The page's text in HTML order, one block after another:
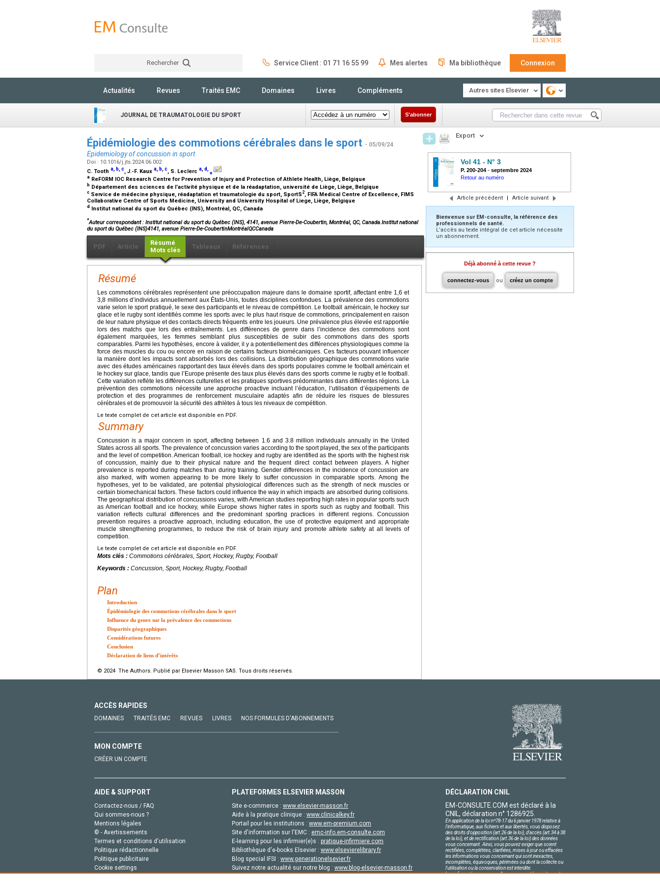
Rechercher Service Client : 01 71 16 55 99 Mes alertes Ma bibliothèque Connexion
Actualités Revues Traités EMC Domaines Livres Compléments Autres sites Elsevier
JOURNAL DE TRAUMATOLOGIE DU SPORT S'abonner
Épidémiologie des commotions cérébrales dans le sport - 05/09/24
Epidemiology of concussion in sport
Doi : 10.1016/j.jts.2024.06.002
C. Tooth a, b,c, J.-F. Kaux a, b,c, S. Leclerc a,d,⁎
a ReFORM IOC Research Centre for Prevention of Injury and Protection of Athlete Health, Liège, Belgique
b Département des sciences de l’activité physique et de la réadaptation, université de Liège, Liège, Belgique
c Service de médecine physique, réadaptation et traumatologie du sport, SportS 2, FIFA Medical Centre of Excellence, FIMS
Collaborative Centre of Sports Medicine, University and University Hospital of Liege, Liège, Belgique
d Institut national du sport du Québec (INS), Montréal, QC, Canada
*Auteur correspondant : Institut national du sport du Québec (INS), 4141, avenue Pierre-De-Coubertin, Montréal, QC, Canada.Institut national
du sport du Québec (INS)4141, avenue Pierre-De-CoubertinMontréalQCCanada
PDF Article
Résumé
Mots clés
Tableaux Références
Résumé
Les commotions cérébrales représentent une préoccupation majeure dans le domaine sportif, affectant entre 1,6 et
3,8 millions d’individus annuellement aux États-Unis, toutes disciplines confondues. La prévalence des commotions
varie selon le sport pratiqué, le sexe des participants et le niveau de compétition. Le football américain, le hockey sur
glace et le rugby sont identifiés comme les sports avec le plus haut risque de commotions, principalement en raison
de leur nature physique et des contacts directs fréquents entre les joueurs. Une prévalence plus élevée est rapportée
lors des matchs que lors des entraînements. Les différences de genre dans l’incidence des commotions sont
également marquées, les femmes semblant plus susceptibles de subir des commotions dans des sports
comparables. Parmi les hypothèses, encore à valider, il y a potentiellement des différences physiologiques comme la
force des muscles du cou ou encore en raison de certains facteurs biomécaniques. Ces facteurs pouvant influencer
la manière dont les impacts sont absorbés lors des collisions. La distribution géographique des commotions varie
avec des études américaines rapportant des taux élevés dans des sports populaires comme le football américain et
le hockey sur glace, tandis que l’Europe présente des taux plus élevés dans des sports comme le rugby et le football.
Cette variation reflète les différences culturelles et les pratiques sportives prédominantes dans différentes régions. La
prévention des commotions nécessite une approche proactive incluant l’éducation, l’utilisation d’équipements de
protection et des programmes de renforcement musculaire adaptés afin de réduire les risques de blessures
cérébrales et de promouvoir la sécurité des athlètes à tous les niveaux de compétition.
Le texte complet de cet article est disponible en PDF.
Summary
Concussion is a major concern in sport, affecting between 1.6 and 3.8 million individuals annually in the United
States across all sports. The prevalence of concussion varies according to the sport played, the sex of the participants
and the level of competition. American football, ice hockey and rugby are identified as the sports with the highest risk
of concussion, mainly due to their physical nature and the frequent direct contact between players. A higher
prevalence is reported during matches than during training. Gender differences in the incidence of concussion are
also marked, with women appearing to be more likely to suffer concussion in comparable sports. Among the
hypotheses, yet to be validated, are potential physiological differences such as the strength of neck muscles or
certain biomechanical factors. These factors could influence the way in which impacts are absorbed during collisions.
The geographical distribution of concussions varies, with American studies reporting high rates in popular sports such
as American football and ice hockey, while Europe shows higher rates in sports such as rugby and football. This
variation reflects cultural differences and the predominant sporting practices in different regions. Concussion
prevention requires a proactive approach, including education, the use of protective equipment and appropriate
muscle strengthening programmes, to reduce the risk of brain injury and promote athlete safety at all levels of
competition.
Le texte complet de cet article est disponible en PDF.
Mots clés : Commotions cérébrales, Sport, Hockey, Rugby, Football
Keywords : Concussion, Sport, Hockey, Rugby, Football
Plan
Introduction
Épidémiologie des commotions cérébrales dans le sport
Influence du genre sur la prévalence des commotions
Disparités géographiques
Considérations futures
Conclusion
Déclaration de liens d’intérêts
© 2024 The Authors. Publié par Elsevier Masson SAS. Tous droits réservés.
Export
Vol 41 - N° 3
P. 200-204 - septembre 2024
Retour au numéro
Article précédent | Article suivant
Bienvenue sur EM-consulte, la référence des
professionnels de santé.
L’accès au texte intégral de cet article nécessite
un abonnement.
Déjà abonné à cette revue ?
connectez-vous ou créez un compte
ACCÈS RAPIDES
DOMAINES TRAITÉS EMC REVUES LIVRES NOS FORMULES D'ABONNEMENTS
MON COMPTE
CRÉER UN COMPTE
AIDE & SUPPORT
Contactez-nous / FAQ
Qui sommes-nous ?
Mentions légales
© - Avertissements
Termes et conditions d'utilisation
Politique rédactionnelle
Politique publicitaire
Cookie settings
PLATEFORMES ELSEVIER MASSON
Site e-commerce : www.elsevier-masson.fr
Aide à la pratique clinique : www.clinicalkey.fr
Portail pour les institutions : www.em-premium.com
Site d'information sur l'EMC : emc-info.em-consulte.com
E-learning pour les infirmier(e)s : pratique-infirmiere.com
Bibliothèque d'e-books Elsevier : www.elsevierelibrary.fr
Blog special IFSI : www.generationelsevier.fr
Suivez notre actualité sur notre blog : www.blog-elsevier-masson.fr
DÉCLARATION CNIL
EM-CONSULTE.COM est déclaré à la
CNIL, déclaration n° 1286925.
En application de la loi nº78-17 du 6 janvier 1978 relative à
l'informatique, aux fichiers et aux libertés, vous disposez
des droits d'opposition (art.26 de la loi), d'accès (art.34 à 38
de la loi), et de rectification (art.36 de la loi) des données
vous concernant. Ainsi, vous pouvez exiger que soient
rectifiées, complétées, clarifiées, mises à jour ou effacées
les informations vous concernant qui sont inexactes,
incomplètes, équivoques, périmées ou dont la collecte ou
l'utilisation ou la conservation est interdite.
Les informations personnelles concernant les visiteurs de